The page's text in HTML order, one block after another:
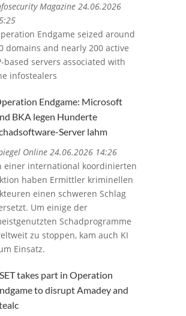
Magazine 24.06.2026
Endgame seized around
domains and nearly 200 active
based servers associated with
infostealers
Endgame: Microsoft
BKA legen Hunderte
Server lahm
Online 24.06.2026 14:26
einer international koordinierten
haben Ermittler kriminellen
einen schweren Schlag
Um einige der
Schadprogramme
zu stoppen, kam auch KI
Einsatz.
takes part in Operation
to disrupt Amadey and